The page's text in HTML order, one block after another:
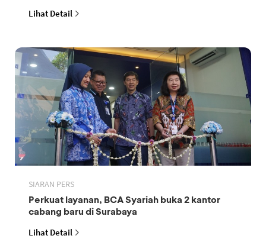
Lihat Detail
SIARAN PERS
Perkuat layanan, BCA Syariah buka 2 kantor
cabang baru di Surabaya
Lihat Detail